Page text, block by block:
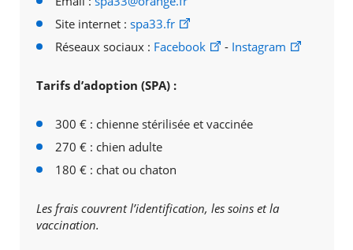
Site internet : spa33.fr
Réseaux sociaux : Facebook - Instagram
Tarifs d’adoption (SPA) :
300 € : chienne stérilisée et vaccinée
270 € : chien adulte
180 € : chat ou chaton
Les frais couvrent l’identification, les soins et la
vaccination.